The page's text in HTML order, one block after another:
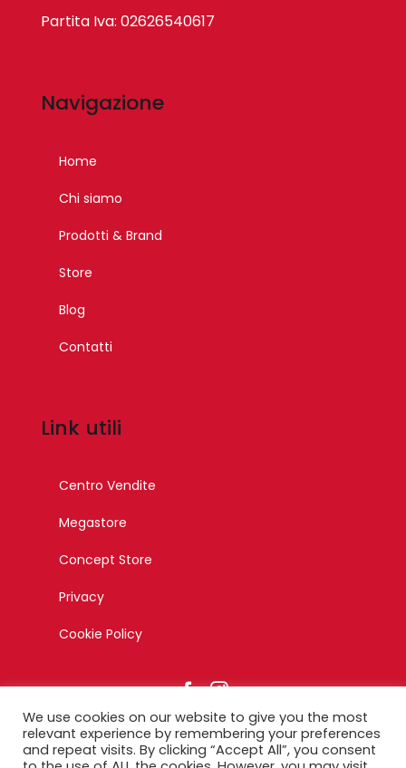
Partita Iva: 02626540617
Navigazione
Home
Chi siamo
Prodotti & Brand
Store
Blog
Contatti
Link utili
Centro Vendite
Megastore
Concept Store
Privacy
Cookie Policy
We use cookies on our website to give you the most
relevant experience by remembering your preferences
and repeat visits. By clicking “Accept All”, you consent